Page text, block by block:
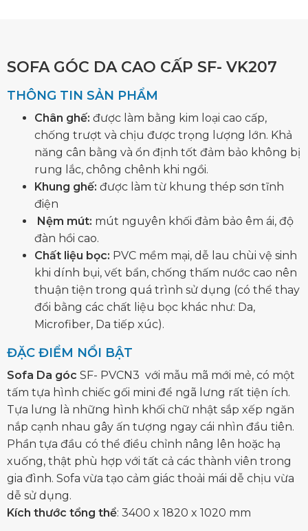
SOFA GÓC DA CAO CẤP SF- VK207
THÔNG TIN SẢN PHẨM
Chân ghế: được làm bằng kim loại cao cấp,
chống trượt và chịu được trọng lượng lớn. Khả
năng cân bằng và ổn định tốt đảm bảo không bị
rung lắc, chông chênh khi ngồi.
Khung ghế: được làm từ khung thép sơn tĩnh
điện
Nệm mút: mút nguyên khối đảm bảo êm ái, độ
đàn hồi cao.
Chất liệu bọc: PVC mềm mại, dễ lau chùi vệ sinh
khi dính bụi, vết bẩn, chống thấm nước cao nên
thuận tiện trong quá trình sử dụng (có thể thay
đổi bằng các chất liệu bọc khác như: Da,
Microfiber, Da tiếp xúc).
ĐẶC ĐIỂM NỔI BẬT
Sofa Da góc SF- PVCN3 với mẫu mã mới mẻ, có một
tấm tựa hình chiếc gối mini để ngã lưng rất tiện ích.
Tựa lưng là những hình khối chữ nhật sắp xếp ngăn
nắp cạnh nhau gây ấn tượng ngay cái nhìn đầu tiên.
Phần tựa đầu có thể điều chỉnh nâng lên hoặc hạ
xuống, thật phù hợp với tất cả các thành viên trong
gia đình. Sofa vừa tạo cảm giác thoải mái dễ chịu vừa
dễ sử dụng.
Kích thước tổng thể: 3400 x 1820 x 1020 mm